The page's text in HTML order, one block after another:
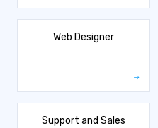
Web Designer
Support and Sales